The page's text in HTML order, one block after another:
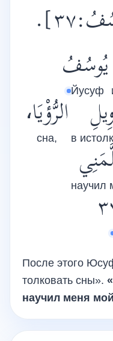
.
يُوسُفُ
Йусуф
в
الرُّؤْيَا،
сна,
научил
После этого
толковать сны».
научил меня